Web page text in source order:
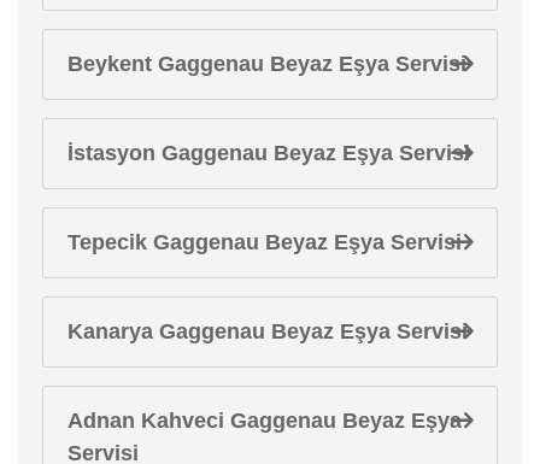
Beykent Gaggenau Beyaz Eşya Servisi
İstasyon Gaggenau Beyaz Eşya Servisi
Tepecik Gaggenau Beyaz Eşya Servisi
Kanarya Gaggenau Beyaz Eşya Servisi
Adnan Kahveci Gaggenau Beyaz Eşya
Servisi